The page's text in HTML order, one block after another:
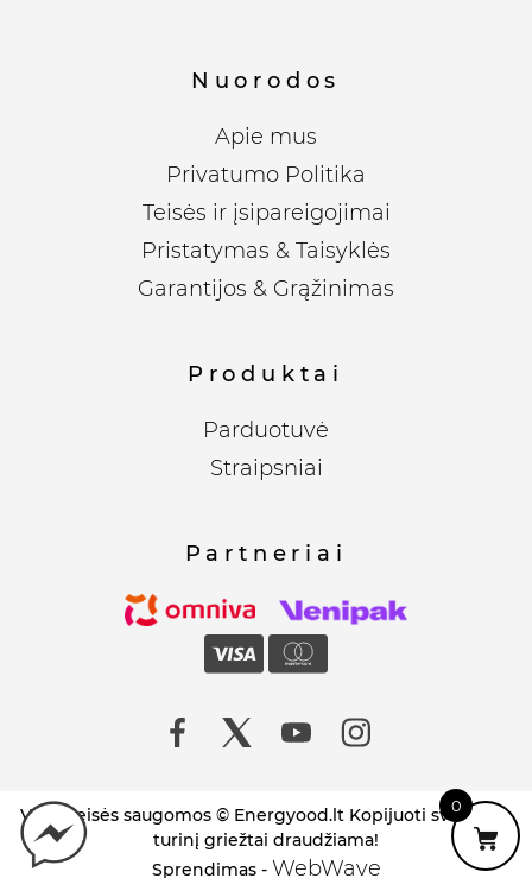
Nuorodos
Apie mus
Privatumo Politika
Teisės ir įsipareigojimai
Pristatymas & Taisyklės
Garantijos & Grąžinimas
Produktai
Parduotuvė
Straipsniai
Partneriai
Visos teisės saugomos © Energyood.lt Kopijuoti svetainės
turinį griežtai draudžiama!
Sprendimas - WebWave
0